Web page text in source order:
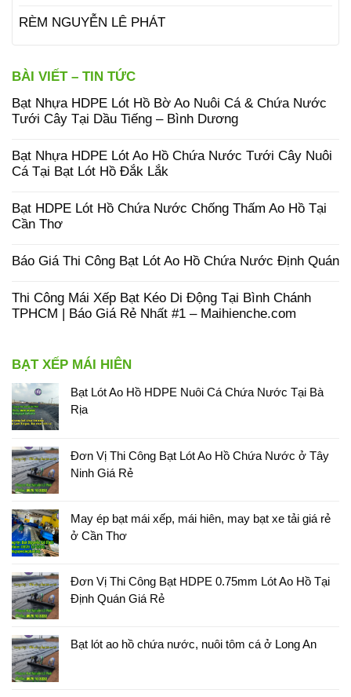
RÈM NGUYỄN LÊ PHÁT
BÀI VIẾT – TIN TỨC
Bạt Nhựa HDPE Lót Hồ Bờ Ao Nuôi Cá & Chứa Nước
Tưới Cây Tại Dầu Tiếng – Bình Dương
Bạt Nhựa HDPE Lót Ao Hồ Chứa Nước Tưới Cây Nuôi
Cá Tại Bạt Lót Hồ Đắk Lắk
Bạt HDPE Lót Hồ Chứa Nước Chống Thấm Ao Hồ Tại
Cần Thơ
Báo Giá Thi Công Bạt Lót Ao Hồ Chứa Nước Định Quán
Thi Công Mái Xếp Bạt Kéo Di Động Tại Bình Chánh
TPHCM | Báo Giá Rẻ Nhất #1 – Maihienche.com
BẠT XẾP MÁI HIÊN
Bạt Lót Ao Hồ HDPE Nuôi Cá Chứa Nước Tại Bà
Rịa
Đơn Vị Thi Công Bạt Lót Ao Hồ Chứa Nước ở Tây
Ninh Giá Rẻ
May ép bạt mái xếp, mái hiên, may bạt xe tải giá rẻ
ở Cần Thơ
Đơn Vị Thi Công Bạt HDPE 0.75mm Lót Ao Hồ Tại
Định Quán Giá Rẻ
Bạt lót ao hồ chứa nước, nuôi tôm cá ở Long An